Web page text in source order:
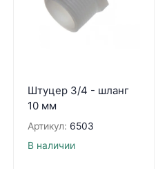
Штуцер 3/4 - шланг
10 мм
Артикул: 6503
В наличии